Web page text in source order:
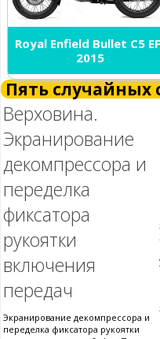
Royal Enfield Bullet C5
2015
Пять случайных
Верховина.
Экранирование
декомпрессора и
переделка
фиксатора
рукоятки
включения
передач
Экранирование декомпрессора и
переделка фиксатора рукоятки